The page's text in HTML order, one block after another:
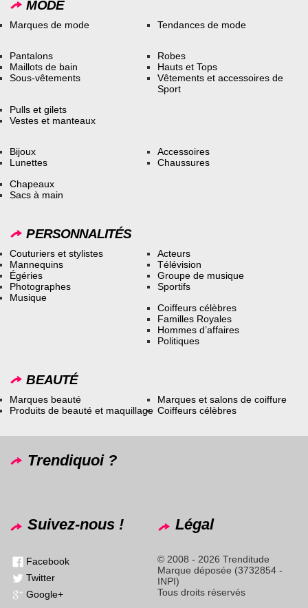
MODE
Marques de mode Tendances de mode
Pantalons
Maillots de bain
Sous-vêtements
Robes
Hauts et Tops
Vêtements et accessoires de
Sport
Pulls et gilets
Vestes et manteaux
Bijoux
Lunettes
Accessoires
Chaussures
Chapeaux
Sacs à main
PERSONNALITÉS
Couturiers et stylistes
Mannequins
Égéries
Photographes
Musique
Acteurs
Télévision
Groupe de musique
Sportifs
Coiffeurs célèbres
Familles Royales
Hommes d’affaires
Politiques
BEAUTÉ
Marques beauté
Produits de beauté et maquillage
Marques et salons de coiffure
Coiffeurs célèbres
Trendiquoi ?
Suivez-nous !
Facebook
Twitter
Google+
Légal
© 2008 - 2026 Trenditude
Marque déposée (3732854 -
INPI)
Tous droits réservés